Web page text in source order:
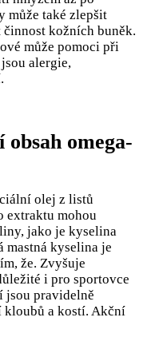
může také zlepšit
kožních buněk.
může pomoci při
alergie,
omega-
olej z listů
extraktu mohou
jako je kyselina
mastná kyselina je
že. Zvyšuje
i pro sportovce
jsou pravidelně
kloubů a kostí. Akční